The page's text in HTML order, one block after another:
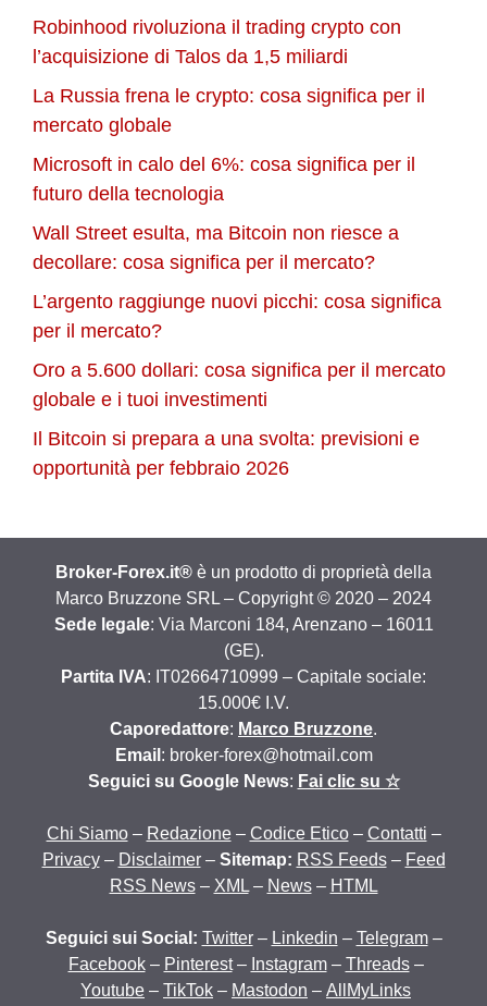
Robinhood rivoluziona il trading crypto con
l’acquisizione di Talos da 1,5 miliardi
La Russia frena le crypto: cosa significa per il
mercato globale
Microsoft in calo del 6%: cosa significa per il
futuro della tecnologia
Wall Street esulta, ma Bitcoin non riesce a
decollare: cosa significa per il mercato?
L’argento raggiunge nuovi picchi: cosa significa
per il mercato?
Oro a 5.600 dollari: cosa significa per il mercato
globale e i tuoi investimenti
Il Bitcoin si prepara a una svolta: previsioni e
opportunità per febbraio 2026
Broker-Forex.it® è un prodotto di proprietà della
Marco Bruzzone SRL – Copyright © 2020 – 2024
Sede legale: Via Marconi 184, Arenzano – 16011
(GE).
Partita IVA: IT02664710999 – Capitale sociale:
15.000€ I.V.
Caporedattore: Marco Bruzzone.
Email : broker-forex@hotmail.com
Seguici su Google News: Fai clic su ☆
Chi Siamo– Redazione– Codice Etico– Contatti –
Privacy– Disclaimer– Sitemap: RSS Feeds– Feed
RSS News– XML– News– HTML
Seguici sui Social: Twitter– Linkedin – Telegram–
Facebook– Pinterest– Instagram– Threads–
Youtube – TikTok – Mastodon – AllMyLinks